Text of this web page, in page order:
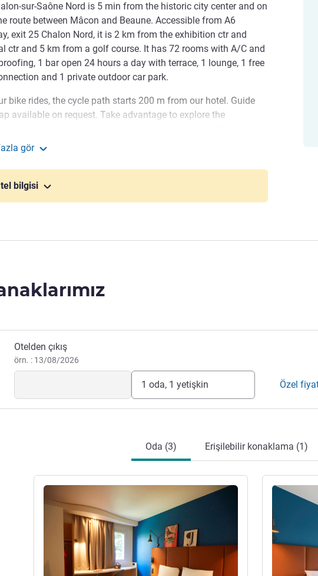
sur-Saône Nord is 5 min from the historic city center and on
route between Mâcon and Beaune. Accessible from A6
exit 25 Chalon Nord, it is 2 km from the exhibition ctr and
ctr and 5 km from a golf course. It has 72 rooms with A/C and
1 bar open 24 hours a day with terrace, 1 lounge, 1 free
and 1 private outdoor car park.
bike rides, the cycle path starts 200 m from our hotel. Guide
available on request. Take advantage to explore the
spaces and a meeting room (booking required).
team is delighted to welcome you and is at your
for a comfortable stay. Entertainment, well-being and
of our region - come and appreciate our talents.
gör
tel bilgisi
yaptırın
Otelden çıkış
örn. : 13/08/2026
1 oda, 1 yetişkin Özel
Oda (3) Erişilebilir konaklama (1)
Ayrıntıları göster Ayrıntıları